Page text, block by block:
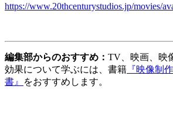
https://www.20thcenturystudios.jp/movies/
編集部からのおすすめ： TV、映画、映
効果について学ぶには、書籍 『映像制
書』
をおすすめします。